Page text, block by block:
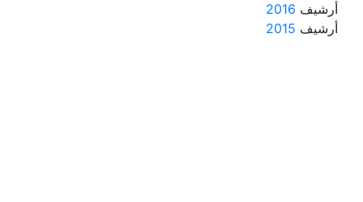
أرشيف 2016
أرشيف 2015